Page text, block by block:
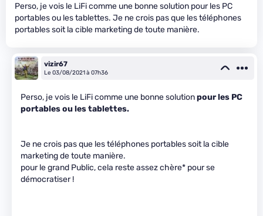
Perso, je vois le LiFi comme une bonne solution pour les PC
portables ou les tablettes. Je ne crois pas que les téléphones
portables soit la cible marketing de toute manière.
vizir67
Le 03/08/2021 à 07h36
Perso, je vois le LiFi comme une bonne solutionpour les PC
portables ou les tablettes.
Je ne crois pas que les téléphones portables soit la cible
marketing de toute manière.
pour le grand Public, cela reste assez chère* pour se
démocratiser !